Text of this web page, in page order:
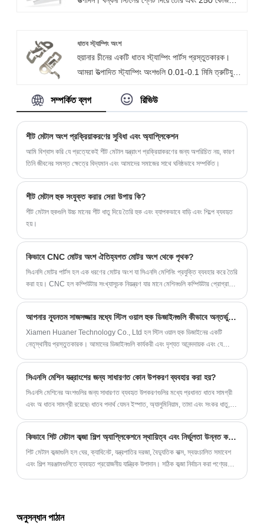
বাজারের চাহিদা মেটাতে নমনীয় কাস্টমাইজেশন পরিষেবা সরবরাহ
করি।
এবং আবহাওয়া-প্রতিরোধী। আমরা স্ট্যান্ডার্ড মডেল অভিযোজন
এবং ব্যক্তিগতকৃত কাস্টমাইজেশন (আকার, রঙ, লোগো)
সরবরাহ করি।
ধাতব স্ট্যাম্পিং অংশ
হুয়ানার চীনের একটি ধাতব স্ট্যাম্পিং পার্টস প্রস্তুতকারক।
আমরা উত্পাদিত স্ট্যাম্পিং অংশগুলি 0.01-0.1 মিমি ত্রুটিযুক্ত
অন্যান্য উপকরণ দিয়ে তৈরি হতে পারে। শীট ধাতু স্ট্যাম্পিং
সামুদ্রিক অংশ, আলোক অংশগুলির জন্য ব্যবহার করা যেতে
সম্পর্কিত ব্লগ রিভিউ
শীট মেটাল অংশ প্রক্রিয়াকরণের সুবিধা এবং অ্যাপ্লিকেশন
আমি বিশ্বাস করি যে প্রত্যেকেই শীট মেটাল যন্ত্রাংশ প্রক্রিয়াকরণের জন্য অপরিচিত নয়, কারণ
তিনি জীবনের সমস্ত ক্ষেত্রে বিদ্যমান এবং আমাদের সমাজের সাথে ঘনিষ্ঠভাবে সম্পর্কিত।
শীট মেটাল হুক সংযুক্ত করার সেরা উপায় কি?
শীট মেটাল হুকগুলি উচ্চ মানের শীট ধাতু দিয়ে তৈরি হুক এবং ব্যাপকভাবে বাড়ি এবং শিল্পে ব্যবহৃত
হয়।
কিভাবে CNC মোটর অংশ ঐতিহ্যগত মোটর অংশ থেকে পৃথক?
সিএনসি মোটর পার্টস হল এক ধরণের মোটর অংশ যা সিএনসি মেশিনিং প্রযুক্তি ব্যবহার করে তৈরি
করা হয়। CNC হল কম্পিউটার সংখ্যাসূচক নিয়ন্ত্রণ যার মানে মেশিনগুলি কম্পিউটার প্রোগ্রাম
আপনার ন্যূনতম সাজসজ্জার মধ্যে স্টিল ওয়াল হুক ডিজাইনগুলি কীভাবে অন্তর্ভুক্ত করবেন?
Xiamen Huaner Technology Co., Ltd হল স্টিল ওয়াল হুক ডিজাইনের একটি
নেতৃস্থানীয় প্রস্তুতকারক। আমাদের ডিজাইনগুলি কার্যকরী এবং দৃশ্যত আনন্দদায়ক এবং যে
সিএনসি মেশিন যন্ত্রাংশের জন্য সাধারণত কোন উপকরণ ব্যবহার করা হয়?
সিএনসি মেশিনের অংশগুলির জন্য সাধারণত ব্যবহৃত উপকরণগুলির মধ্যে প্রধানত ধাতব সামগ্রী
এবং অ ধাতব সামগ্রী রয়েছে৷ ধাতব পদার্থ যেমন ইস্পাত, অ্যালুমিনিয়াম, তামা এবং সংকর ধাতু, অ
কিভাবে শিট মেটাল কব্জা শিল্প অ্যাপ্লিকেশনে স্থায়িত্ব এবং নির্ভুলতা উন্নত করে?
শিট মেটাল কব্জাগুলি হল ঘের, ক্যাবিনেট, যন্ত্রপাতির দরজা, বৈদ্যুতিক বাক্স, স্বয়ংচালিত সমাবেশ
এবং শিল্প সরঞ্জামগুলিতে ব্যবহৃত প্রয়োজনীয় যান্ত্রিক উপাদান। সঠিক কব্জা নির্বাচন করা পণ্যের
কব্জা সমাধানগুলি সোর্স করার সময় নির্ভুলতা উত্পাদন গুরুত্বপূর্ণ।
অনুসন্ধান পাঠান